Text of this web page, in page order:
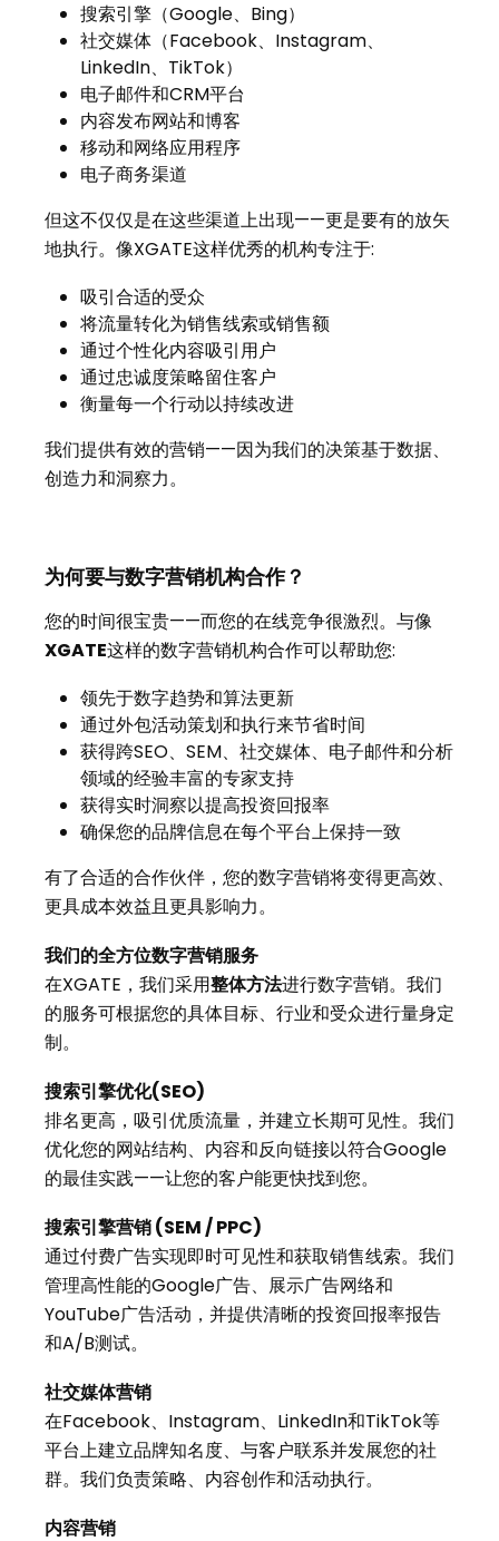
搜索引擎（Google、Bing）
社交媒体（Facebook、Instagram、
LinkedIn、TikTok）
电子邮件和CRM平台
内容发布网站和博客
移动和网络应用程序
电子商务渠道
但这不仅仅是在这些渠道上出现——更是要有的放矢
地执行。像XGATE这样优秀的机构专注于:
吸引合适的受众
将流量转化为销售线索或销售额
通过个性化内容吸引用户
通过忠诚度策略留住客户
衡量每一个行动以持续改进
我们提供有效的营销——因为我们的决策基于数据、
创造力和洞察力。
为何要与数字营销机构合作？
您的时间很宝贵——而您的在线竞争很激烈。与像
XGATE这样的数字营销机构合作可以帮助您:
领先于数字趋势和算法更新
通过外包活动策划和执行来节省时间
获得跨SEO、SEM、社交媒体、电子邮件和分析
领域的经验丰富的专家支持
获得实时洞察以提高投资回报率
确保您的品牌信息在每个平台上保持一致
有了合适的合作伙伴，您的数字营销将变得更高效、
更具成本效益且更具影响力。
我们的全方位数字营销服务
在XGATE，我们采用整体方法进行数字营销。我们
的服务可根据您的具体目标、行业和受众进行量身定
制。
搜索引擎优化(SEO)
排名更高，吸引优质流量，并建立长期可见性。我们
优化您的网站结构、内容和反向链接以符合Google
的最佳实践——让您的客户能更快找到您。
搜索引擎营销 (SEM / PPC)
通过付费广告实现即时可见性和获取销售线索。我们
管理高性能的Google广告、展示广告网络和
YouTube广告活动，并提供清晰的投资回报率报告
和A/B测试。
社交媒体营销
在Facebook、Instagram、LinkedIn和TikTok等
平台上建立品牌知名度、与客户联系并发展您的社
群。我们负责策略、内容创作和活动执行。
内容营销